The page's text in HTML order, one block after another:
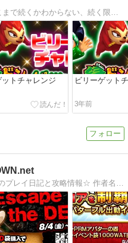
月１回は更新できるように。どこまで続くかわからない、続く限り続くブログです。
ットチャレンジ ビリーゲット
3年前
☆サミタことサミー777town.netのプレイ日記と攻略情報☆ 作者名 りーやまモンキー